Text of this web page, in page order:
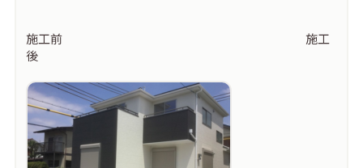
施工前 施工
後